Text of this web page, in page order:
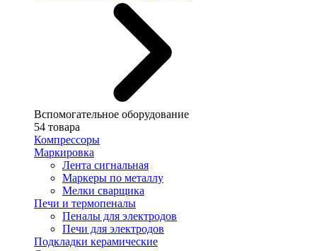
Вспомогательное оборудование
54 товара
Компрессоры
Маркировка
Лента сигнальная
Маркеры по металлу
Мелки сварщика
Печи и термопеналы
Пеналы для электродов
Печи для электродов
Подкладки керамические